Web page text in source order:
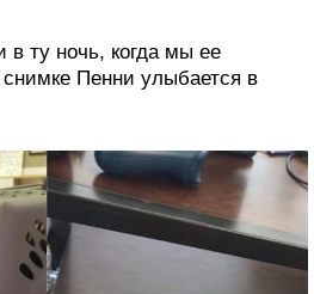
в ту ночь, когда мы ее
Пенни улыбается в